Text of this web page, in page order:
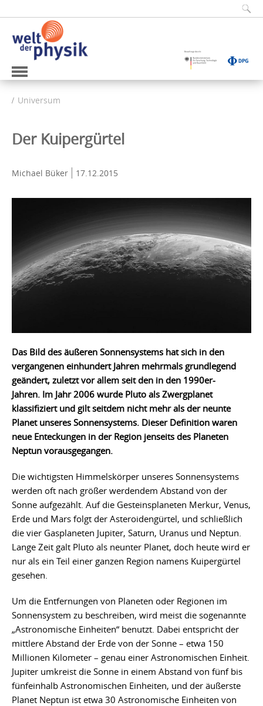
Universum
Der Kuipergürtel
Michael Büker 17.12.2015
Das Bild des äußeren Sonnensystems hat sich in den
vergangenen einhundert Jahren mehrmals grundlegend
geändert, zuletzt vor allem seit den in den 1990er-
Jahren. Im Jahr 2006 wurde Pluto als Zwergplanet
klassifiziert und gilt seitdem nicht mehr als der neunte
Planet unseres Sonnensystems. Dieser Definition waren
neue Enteckungen in der Region jenseits des Planeten
Neptun vorausgegangen.
Die wichtigsten Himmelskörper unseres Sonnensystems
werden oft nach größer werdendem Abstand von der
Sonne aufgezählt. Auf die Gesteinsplaneten Merkur, Venus,
Erde und Mars folgt der Asteroidengürtel, und schließlich
die vier Gasplaneten Jupiter, Saturn, Uranus und Neptun.
Lange Zeit galt Pluto als neunter Planet, doch heute wird er
nur als ein Teil einer ganzen Region namens Kuipergürtel
gesehen.
Um die Entfernungen von Planeten oder Regionen im
Sonnensystem zu beschreiben, wird meist die sogenannte
„Astronomische Einheiten“ benutzt. Dabei entspricht der
mittlere Abstand der Erde von der Sonne – etwa 150
Millionen Kilometer – genau einer Astronomischen Einheit.
Jupiter umkreist die Sonne in einem Abstand von fünf bis
fünfeinhalb Astronomischen Einheiten, und der äußerste
Planet Neptun ist etwa 30 Astronomische Einheiten von